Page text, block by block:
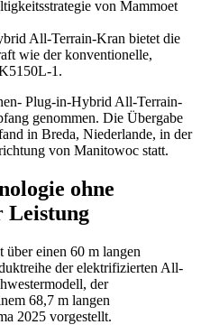
von Mammoet
All-Terrain-Kran bietet die
wie der konventionelle,
1.
Plug-in-Hybrid All-Terrain-
genommen. Die Übergabe
in Breda, Niederlande, in der
von Manitowoc statt.
ohne
Leistung
einen 60 m langen
der elektrifizierten All-
der
68,7 m langen
2025 vorgestellt.